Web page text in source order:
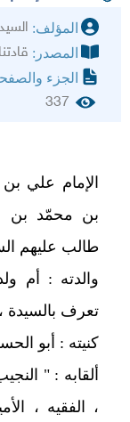
المؤلف:
المصدر:
الجزء
337
الإمام علي
بن محمّد بن
طالب عليهم
والدته : أم
تعرف بالسيدة
كنيته : أبو
ألقابه : "
، الفقيه ،